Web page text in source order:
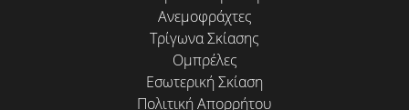
Ανεμοφράχτες
Τρίγωνα Σκίασης
Ομπρέλες
Εσωτερική Σκίαση
Πολιτική Απορρήτου